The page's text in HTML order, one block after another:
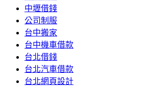
中壢借錢
公司制服
台中搬家
台中機車借款
台北借錢
台北汽車借款
台北網頁設計